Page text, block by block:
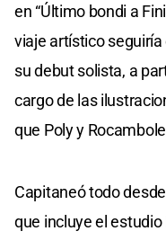
en “Último bondi a
viaje artístico seguiría
su debut solista, a
cargo de las
que Poly y
Capitaneó todo
que incluye el